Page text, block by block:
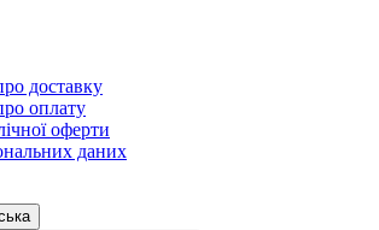
доставку
оплату
оферти
даних